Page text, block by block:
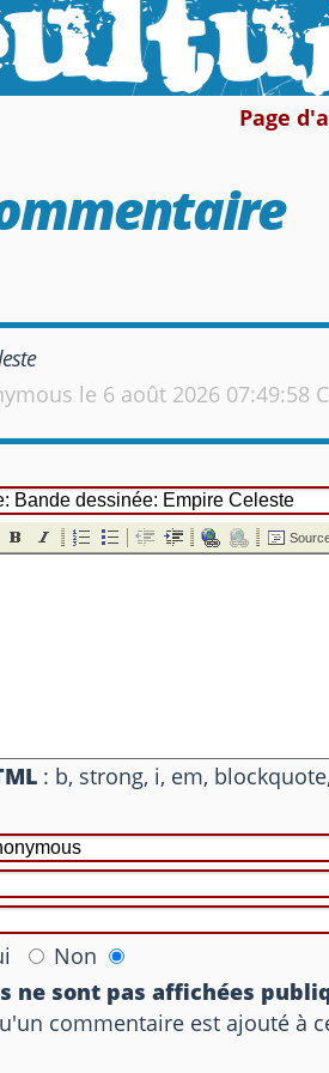
Page
le 6 août 2026 07:49:58
: b, strong, i, em,
Non
ne sont pas affichées
commentaire est ajouté à